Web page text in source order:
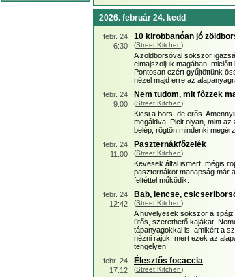
2026. február 24. kedd
febr. 24
6:30
10 kirobbanóan jó
(Street Kitchen)
A zöldborsóval sokszor
elmajszoljuk magában,
Pontosan ezért gyűjtöttünk
nézel majd erre az
febr. 24
9:00
Nem tudom, mit főzzek
(Street Kitchen)
Kicsi a bors, de erős.
megáldva. Picit olyan, mint
belép, rögtön mindenki
febr. 24
11:00
Paszternákfőzelék
(Street Kitchen)
Kevesek által ismert, mégis
paszternákot manapság már
feltéttel működik.
febr. 24
12:42
Bab, lencse,
(Street Kitchen)
A hüvelyesek sokszor a
ütős, szerethető kajákat.
tápanyagokkal is, amikért a
nézni rájuk, mert ezek az
tengelyen
febr. 24
17:12
Élesztős focaccia
(Street Kitchen)